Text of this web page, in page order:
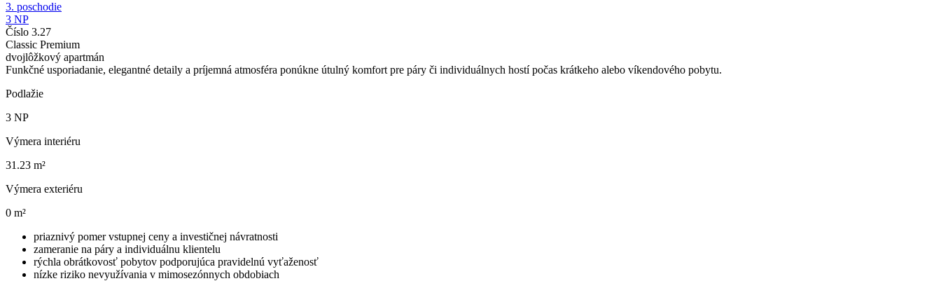
3. poschodie
3 NP
Číslo 3.27
Classic Premium
dvojlôžkový apartmán
Funkčné usporiadanie, elegantné detaily a príjemná atmosféra ponúkne útulný komfort pre páry či individuálnych hostí počas krátkeho alebo víkendového pobytu.
Podlažie
3 NP
Výmera interiéru
31.23 m²
Výmera exteriéru
0 m²
priaznivý pomer vstupnej ceny a investičnej návratnosti
zameranie na páry a individuálnu klientelu
rýchla obrátkovosť pobytov podporujúca pravidelnú vyťaženosť
nízke riziko nevyužívania v mimosezónnych obdobiach